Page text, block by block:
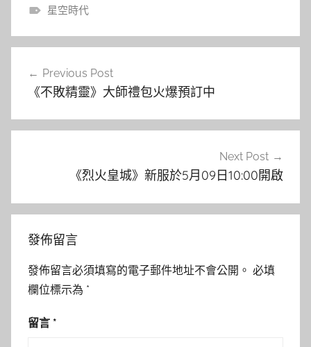
星空時代
覽
Previous Post
《不敗精靈》大師禮包火爆預訂中
Next Post
《烈火皇城》新服於5月09日10:00開啟
發佈留言
發佈留言必須填寫的電子郵件地址不會公開。 必填
欄位標示為 *
留言 *